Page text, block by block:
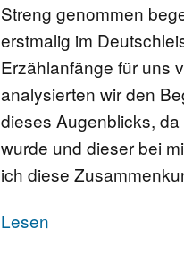
Streng genommen
erstmalig im
Erzählanfänge für uns
analysierten wir den
dieses Augenblicks,
wurde und dieser bei
ich diese
Lesen